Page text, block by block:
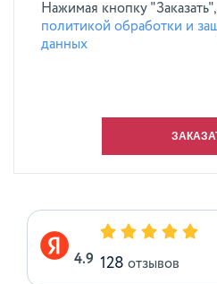
Нажимая кнопку
политикой обработки и
данных
4.9 128 отзывов